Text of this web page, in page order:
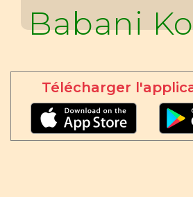
Babani
Télécharger